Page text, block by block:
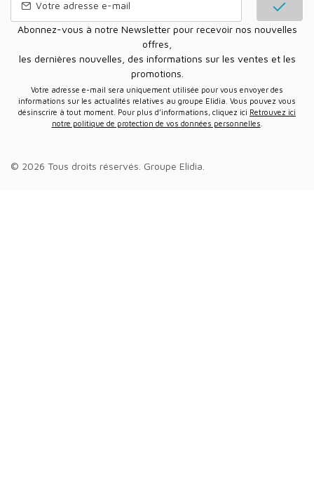
Abonnez-vous à notre Newsletter pour recevoir nos nouvelles
offres,
les dernières nouvelles, des informations sur les ventes et les
promotions.
Votre adresse e-mail sera uniquement utilisée pour vous envoyer des
informations sur les actualités relatives au groupe Elidia. Vous pouvez vous
désinscrire à tout moment. Pour plus d’informations, cliquez ici Retrouvez ici
notre politique de protection de vos données personnelles
© 2026 Tous droits réservés. Groupe Elidia